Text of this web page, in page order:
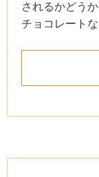
されるかどう
チョコレート